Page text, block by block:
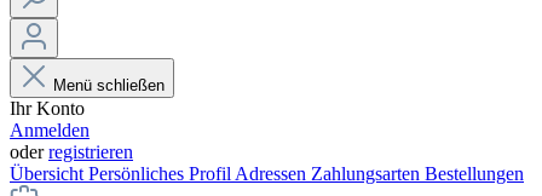
Menü schließen
Ihr Konto
Anmelden
oderregistrieren
Übersicht Persönliches Profil Adressen Zahlungsarten Bestellungen